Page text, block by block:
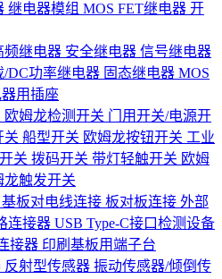
继电器模组 MOS FET继电器 开
频继电器 安全继电器 信号继电器
/DC功率继电器 固态继电器 MOS
用插座
欧姆龙检测开关 门用开关/电源开
关 船型开关 欧姆龙按钮开关 工业
关 拨码开关 带灯轻触开关 欧姆
龙触发开关
基板对电线连接 板对板连接 外部
连接器 USB Type-C接口检测设备
接器 印刷基板用端子台
反射型传感器 振动传感器/倾倒传